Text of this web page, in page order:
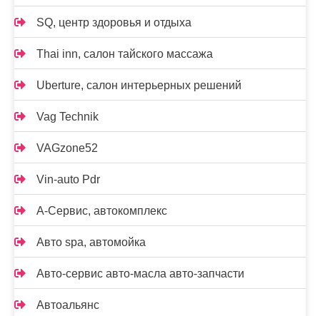
SQ, центр здоровья и отдыха
Thai inn, салон тайского массажа
Uberture, салон интерьерных решений
Vag Technik
VAGzone52
Vin-auto Pdr
А-Сервис, автокомплекс
Авто spa, автомойка
Авто-сервис авто-масла авто-запчасти
Автоальянс